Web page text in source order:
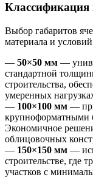
Классификация
Выбор габаритов
материала и
— 50×50 мм —
стандартной
строительства,
умеренных
— 100×100 мм —
крупноформатными
Экономичное
облицовочных
— 150×150 мм —
строительстве, где
участков с